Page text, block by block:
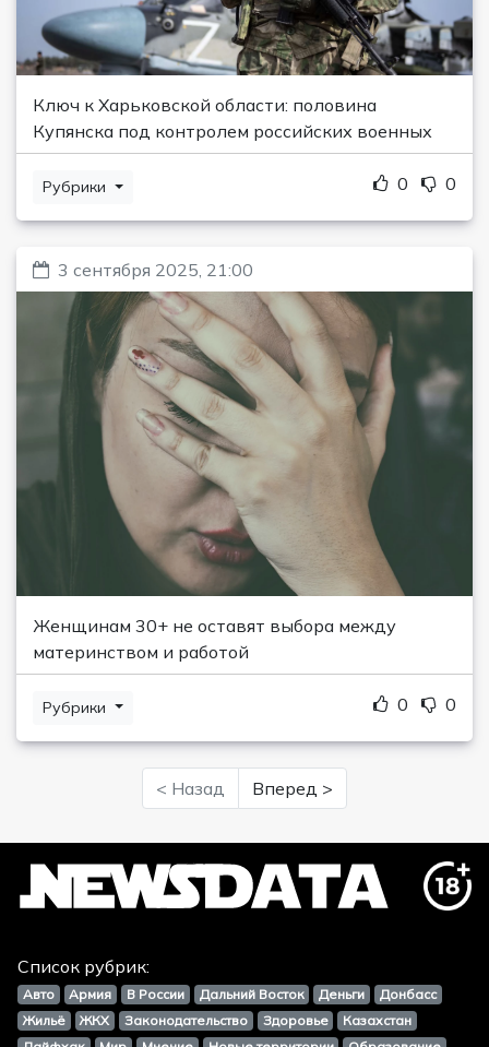
Ключ к Харьковской области: половина
Купянска под контролем российских военных
Рубрики 0 0
3 сентября 2025, 21:00
Женщинам 30+ не оставят выбора между
материнством и работой
Рубрики 0 0
< Назад Вперед >
Список рубрик:
Авто Армия В России Дальний Восток Деньги
Донбасс
Жильё
ЖКХ Законодательство Здоровье
Казахстан